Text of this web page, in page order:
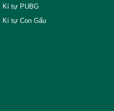
Kí tự PUBG
Kí tự Con Gấu